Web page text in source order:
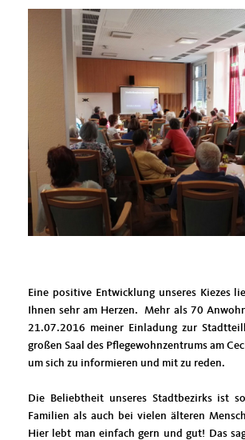
Eine positive Entwicklung unseres Kiezes
Ihnen sehr am Herzen. Mehr als 70
21.07.2016 meiner Einladung zur
großen Saal des Pflegewohnzentrums am
um sich zu informieren und mit zu reden.
Die Beliebtheit unseres Stadtbezirks ist
Familien als auch bei vielen älteren
Hier lebt man einfach gern und gut! Das